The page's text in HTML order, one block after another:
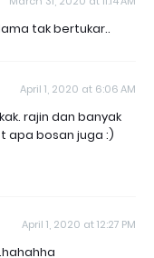
tak bertukar..
April 1, 2020 at 6:06 AM
rajin dan banyak
apa bosan juga :)
April 1, 2020 at 12:27 PM